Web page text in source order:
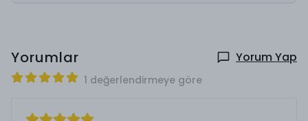
Yorumlar Yorum Yap
1 değerlendirmeye göre